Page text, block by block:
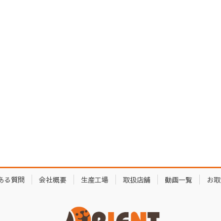
る質問 会社概要 生産工場 取扱店舗 動画一覧 お